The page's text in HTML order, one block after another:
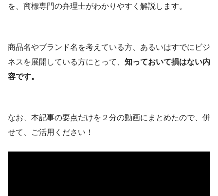
を、商標専門の弁理士がわかりやすく解説します。
商品名やブランド名を考えている方、あるいはすでにビジ
ネスを展開している方にとって、 知っておいて損はない内
容です。
なお、本記事の要点だけを２分の動画にまとめたので、併
せて、ご活用ください！